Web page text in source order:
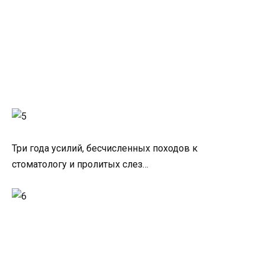
Три года усилий, бесчисленных походов к
стоматологу и пролитых слез…